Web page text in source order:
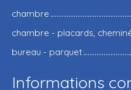
chambre
chambre - placards,
bureau - parquet
Informations